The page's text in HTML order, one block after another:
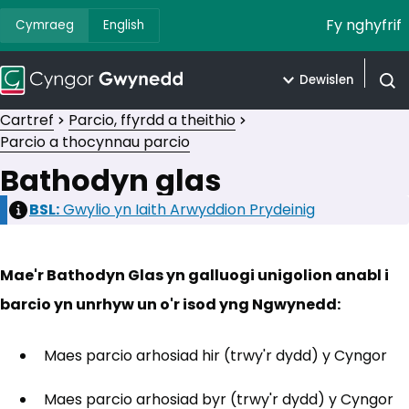
Cymraeg English Fy nghyfrif
Dewislen
Cartref
Parcio, ffyrdd a theithio
Parcio a thocynnau parcio
Bathodyn glas
BSL:Gwylio yn Iaith Arwyddion Prydeinig
Mae'r Bathodyn Glas yn galluogi unigolion anabl i
barcio yn unrhyw un o'r isod yng Ngwynedd:
Maes parcio arhosiad hir (trwy'r dydd) y Cyngor
Maes parcio arhosiad byr (trwy'r dydd) y Cyngor